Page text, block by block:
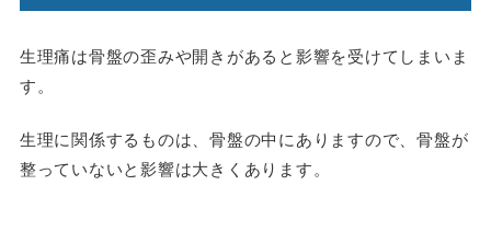
生理痛は骨盤の歪みや開きがあると影響を受けてしまいま
す。
生理に関係するものは、骨盤の中にありますので、骨盤が
整っていないと影響は大きくあります。